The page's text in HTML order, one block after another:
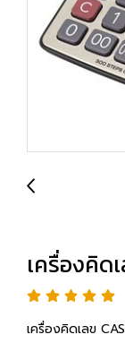
เครื่องคิด
เครื่องคิดเลข